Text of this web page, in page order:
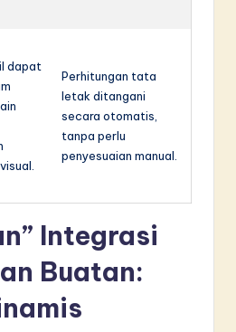
dapat
Perhitungan tata
letak ditangani
secara otomatis,
tanpa perlu
penyesuaian manual.
Integrasi
Buatan: